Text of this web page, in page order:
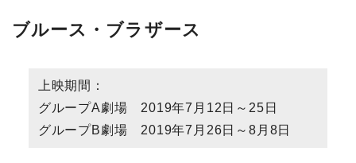
ブルース・ブラザース
上映期間：
グループA劇場 2019年7月12日～25日
グループB劇場 2019年7月26日～8月8日